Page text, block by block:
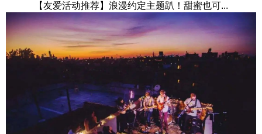
【友爱活动推荐】浪漫约定主题趴！甜蜜也可...